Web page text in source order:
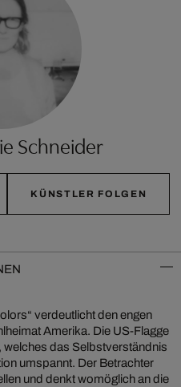
Schneider
KÜNSTLER FOLGEN
verdeutlicht den engen
Amerika. Die US-Flagge
welches das Selbstverständnis
umspannt. Der Betrachter
und denkt womöglich an die